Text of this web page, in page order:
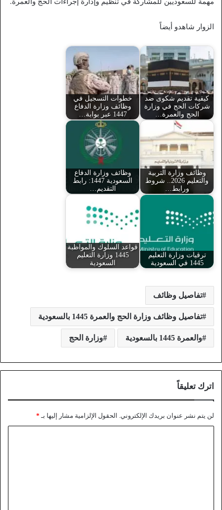
الزوار شاهدو أيضاً
كيفية تقديم شكوى ضد
شركات الحج في وزارة
الحج والعمرة…
خطوات التسجيل في
وظائف وزارة الدفاع
1447 عبر بوابة…
وظائف وزارة التربية
والتعليم 2026.. شروط
ورابط…
وظائف وزارة الدفاع
السعودية 1447: رابط
التقديم…
ترقيات وزارة التعليم
1445 في السعودية
قواعد السلوك والمواظبة
1445 وزارة التعليم
السعودية
تفاصيل وظائف
تفاصيل وظائف وزارة الحج والعمرة 1445 بالسعودية
والعمرة 1445 بالسعودية وزارة الحج
اترك تعليقاً
لن يتم نشر عنوان بريدك الإلكتروني. الحقول الإلزامية مشار إليها بـ *